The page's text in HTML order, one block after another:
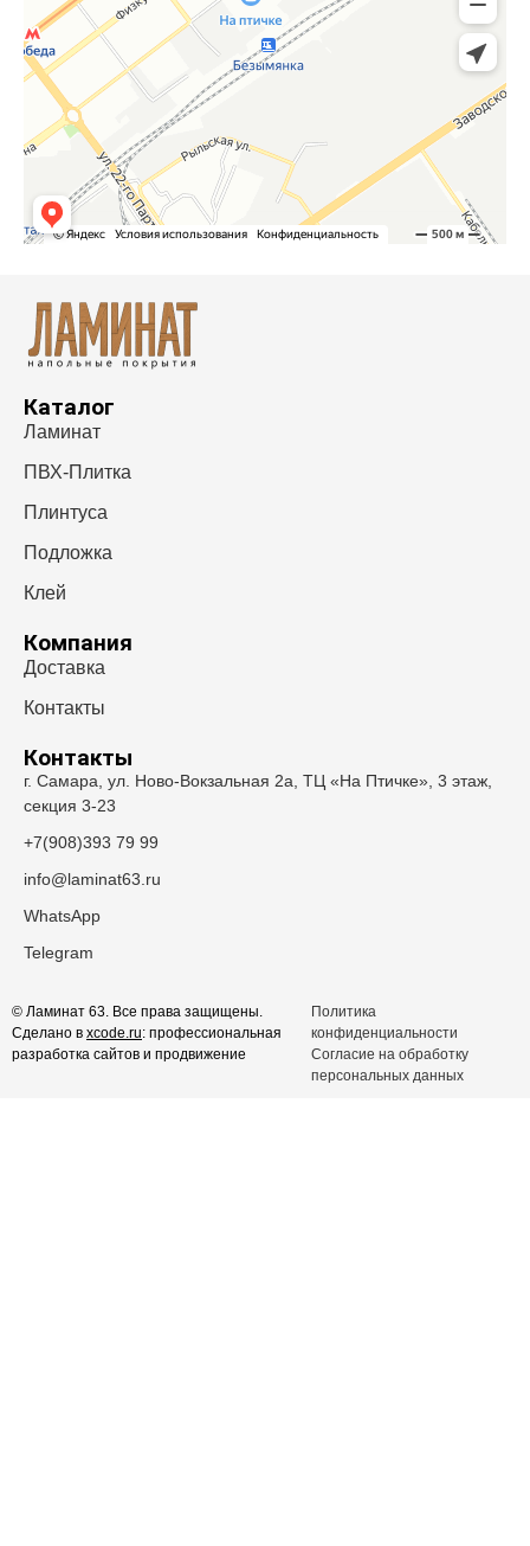
Каталог
Ламинат
ПВХ-Плитка
Плинтуса
Подложка
Клей
Компания
Доставка
Контакты
Контакты
г. Самара, ул. Ново-Вокзальная 2а, ТЦ «На Птичке», 3 этаж,
секция 3-23
+7(908)393 79 99
info@laminat63.ru
WhatsApp
Telegram
© Ламинат 63. Все права защищены.
Сделано в xcode.ru: профессиональная
разработка сайтов и продвижение
Политика
конфиденциальности
Согласие на обработку
персональных данных